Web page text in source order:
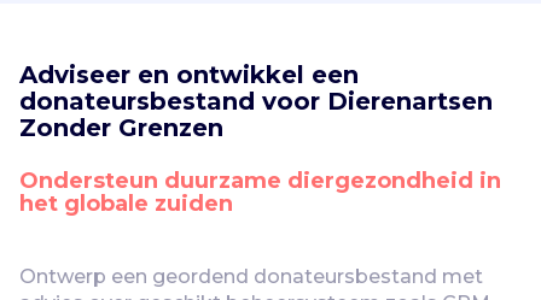
Adviseer en ontwikkel een
donateursbestand voor Dierenartsen
Zonder Grenzen
Ondersteun duurzame diergezondheid in
het globale zuiden
Ontwerp een geordend donateursbestand met